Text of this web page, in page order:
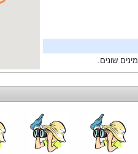
מינים שונים.